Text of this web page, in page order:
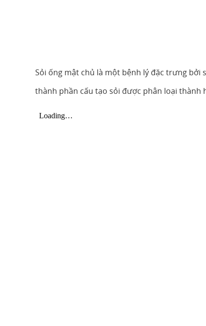
Sỏi ống mật chủ là một bệnh lý đặc trưng
thành phần cấu tạo sỏi được phân loại